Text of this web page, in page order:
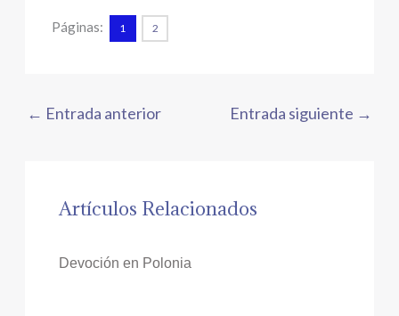
Páginas: 1 2
← Entrada anterior Entrada siguiente →
Artículos Relacionados
Devoción en Polonia